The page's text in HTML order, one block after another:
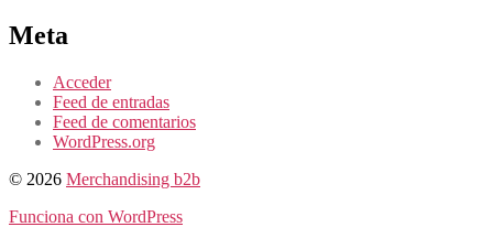
Meta
Acceder
Feed de entradas
Feed de comentarios
WordPress.org
© 2026 Merchandising b2b
Funciona con WordPress